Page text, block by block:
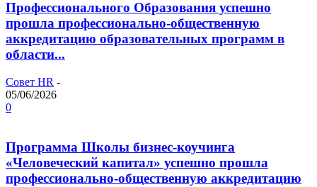
Профессионального Образования успешно
прошла профессионально-общественную
аккредитацию образовательных программ в
области...
Совет HR -
05/06/2026
0
Программа Школы бизнес-коучинга
«Человеческий капитал» успешно прошла
профессионально-общественную аккредитацию